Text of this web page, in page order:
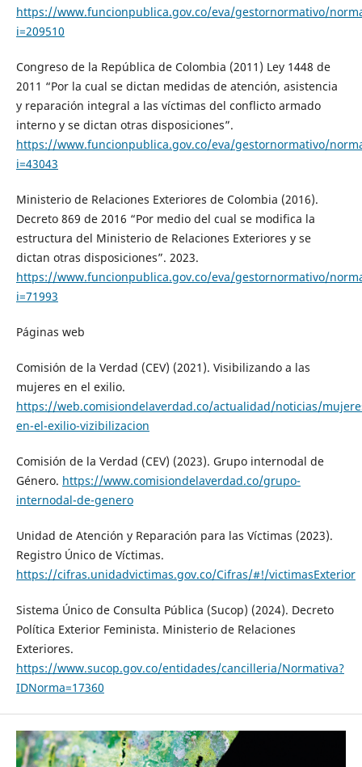
https://www.funcionpublica.gov.co/eva/gestornormativo/
i=209510
Congreso de la República de Colombia (2011) Ley 1448 de
2011 “Por la cual se dictan medidas de atención, asistencia
y reparación integral a las víctimas del conflicto armado
interno y se dictan otras disposiciones”.
https://www.funcionpublica.gov.co/eva/gestornormativo/
i=43043
Ministerio de Relaciones Exteriores de Colombia (2016).
Decreto 869 de 2016 “Por medio del cual se modifica la
estructura del Ministerio de Relaciones Exteriores y se
dictan otras disposiciones”. 2023.
https://www.funcionpublica.gov.co/eva/gestornormativo/
i=71993
Páginas web
Comisión de la Verdad (CEV) (2021). Visibilizando a las
mujeres en el exilio.
https://web.comisiondelaverdad.co/actualidad/noticias/
en-el-exilio-vizibilizacion
Comisión de la Verdad (CEV) (2023). Grupo internodal de
Género. https://www.comisiondelaverdad.co/grupo-
internodal-de-genero
Unidad de Atención y Reparación para las Víctimas (2023).
Registro Único de Víctimas.
https://cifras.unidadvictimas.gov.co/Cifras/#!/victimasExterior
Sistema Único de Consulta Pública (Sucop) (2024). Decreto
Política Exterior Feminista. Ministerio de Relaciones
Exteriores.
https://www.sucop.gov.co/entidades/cancilleria/Normativa?
IDNorma=17360